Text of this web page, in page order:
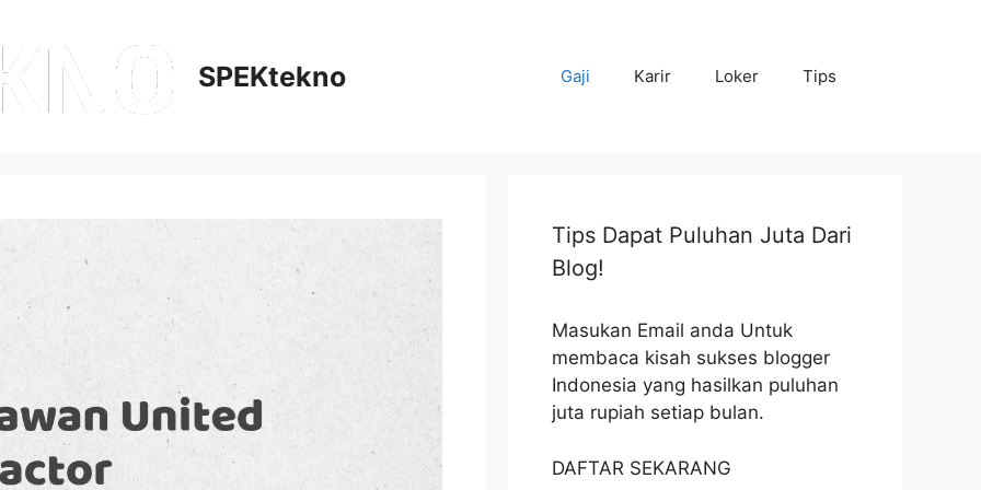
SPEKtekno Gaji Karir Loker Tips
Tips Dapat Puluhan Juta Dari
Blog!
Masukan Email anda Untuk
membaca kisah sukses blogger
Indonesia yang hasilkan puluhan
juta rupiah setiap bulan.
DAFTAR SEKARANG